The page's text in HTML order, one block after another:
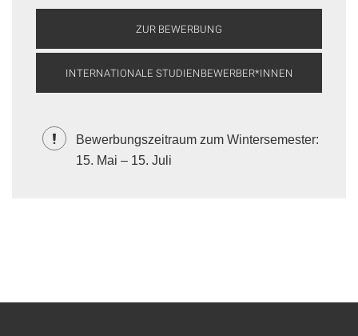
ZUR BEWERBUNG
INTERNATIONALE STUDIENBEWERBER*INNEN
Bewerbungszeitraum zum Wintersemester:
15. Mai – 15. Juli